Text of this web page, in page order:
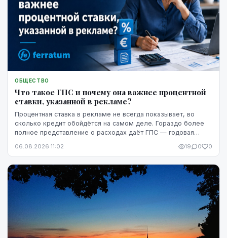
ОБЩЕСТВО
Что такое ГПС и почему она важнее процентной
ставки, указанной в рекламе?
Процентная ставка в рекламе не всегда показывает, во
сколько кредит обойдётся на самом деле. Гораздо более
полное представление о расходах даёт ГПС — годовая
06.08.2026 11:02 19 0 0